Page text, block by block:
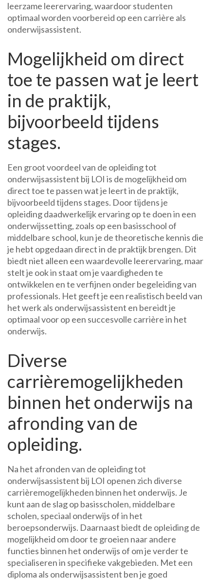
leerzame leerervaring, waardoor studenten
optimaal worden voorbereid op een carrière als
onderwijsassistent.
Mogelijkheid om direct
toe te passen wat je leert
in de praktijk,
bijvoorbeeld tijdens
stages.
Een groot voordeel van de opleiding tot
onderwijsassistent bij LOI is de mogelijkheid om
direct toe te passen wat je leert in de praktijk,
bijvoorbeeld tijdens stages. Door tijdens je
opleiding daadwerkelijk ervaring op te doen in een
onderwijssetting, zoals op een basisschool of
middelbare school, kun je de theoretische kennis die
je hebt opgedaan direct in de praktijk brengen. Dit
biedt niet alleen een waardevolle leerervaring, maar
stelt je ook in staat om je vaardigheden te
ontwikkelen en te verfijnen onder begeleiding van
professionals. Het geeft je een realistisch beeld van
het werk als onderwijsassistent en bereidt je
optimaal voor op een succesvolle carrière in het
onderwijs.
Diverse
carrièremogelijkheden
binnen het onderwijs na
afronding van de
opleiding.
Na het afronden van de opleiding tot
onderwijsassistent bij LOI openen zich diverse
carrièremogelijkheden binnen het onderwijs. Je
kunt aan de slag op basisscholen, middelbare
scholen, speciaal onderwijs of in het
beroepsonderwijs. Daarnaast biedt de opleiding de
mogelijkheid om door te groeien naar andere
functies binnen het onderwijs of om je verder te
specialiseren in specifieke vakgebieden. Met een
diploma als onderwijsassistent ben je goed